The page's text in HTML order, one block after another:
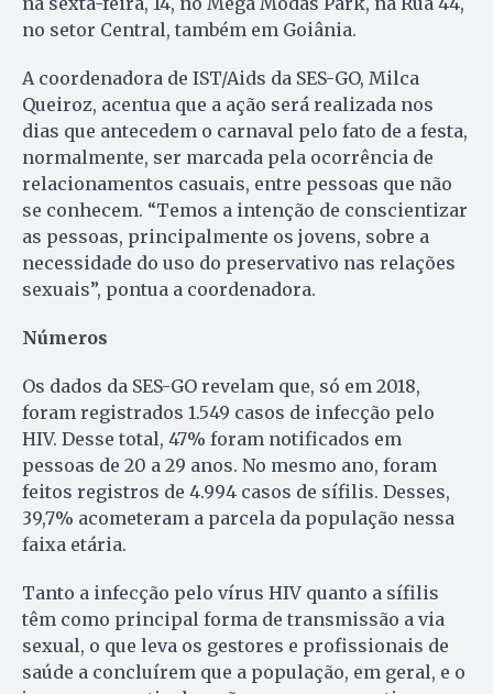
no setor Central, também em Goiânia.
A coordenadora de IST/Aids da SES-GO, Milca
Queiroz, acentua que a ação será realizada nos
dias que antecedem o carnaval pelo fato de a festa,
normalmente, ser marcada pela ocorrência de
relacionamentos casuais, entre pessoas que não
se conhecem. “Temos a intenção de conscientizar
as pessoas, principalmente os jovens, sobre a
necessidade do uso do preservativo nas relações
sexuais”, pontua a coordenadora.
Números
Os dados da SES-GO revelam que, só em 2018,
foram registrados 1.549 casos de infecção pelo
HIV. Desse total, 47% foram notificados em
pessoas de 20 a 29 anos. No mesmo ano, foram
feitos registros de 4.994 casos de sífilis. Desses,
39,7% acometeram a parcela da população nessa
faixa etária.
Tanto a infecção pelo vírus HIV quanto a sífilis
têm como principal forma de transmissão a via
sexual, o que leva os gestores e profissionais de
saúde a concluírem que a população, em geral, e o